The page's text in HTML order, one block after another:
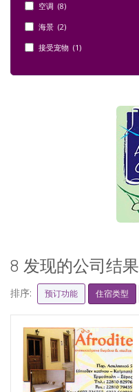
空调 (8)
海景 (2)
接受宠物 (1)
8 发现的公司结果
排序: 预订功能 住宿类型